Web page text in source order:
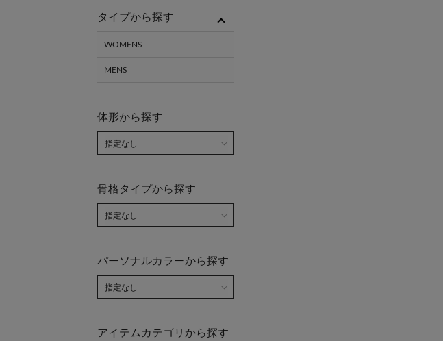
タイプから探す
WOMENS
MENS
体形から探す
骨格タイプから探す
パーソナルカラーから探す
アイテムカテゴリから探す